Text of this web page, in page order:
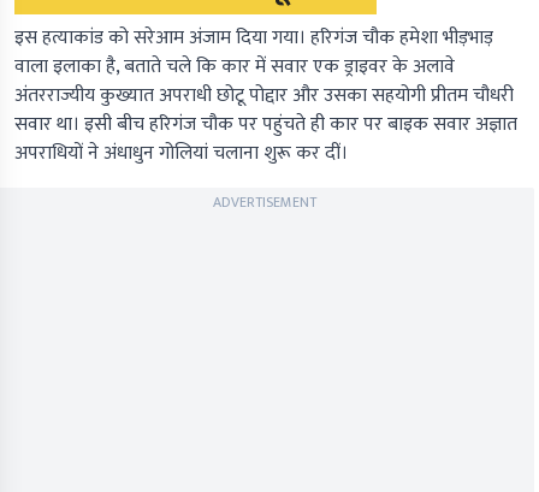
इस हत्याकांड को सरेआम अंजाम दिया गया। हरिगंज चौक हमेशा भीड़भाड़
वाला इलाका है, बताते चले कि कार में सवार एक ड्राइवर के अलावे
अंतरराज्यीय कुख्यात अपराधी छोटू पोद्दार और उसका सहयोगी प्रीतम चौधरी
सवार था। इसी बीच हरिगंज चौक पर पहुंचते ही कार पर बाइक सवार अज्ञात
अपराधियों ने अंधाधुन गोलियां चलाना शुरू कर दीं।
ADVERTISEMENT